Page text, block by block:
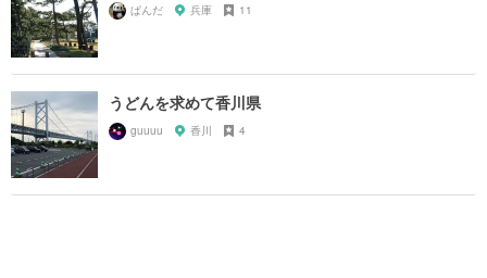
ぱんだ 兵庫 11
うどんを求めて香川県
guuuu 香川 4